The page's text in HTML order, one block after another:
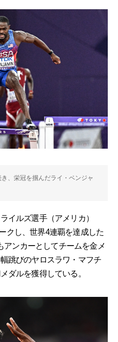
、栄冠を掴んだライ・ベンジャ
イルズ選手（アメリカ）
クし、世界4連覇を達成した
アンカーとしてチームを金メ
跳びのヤロスラワ・マフチ
ダルを獲得している。